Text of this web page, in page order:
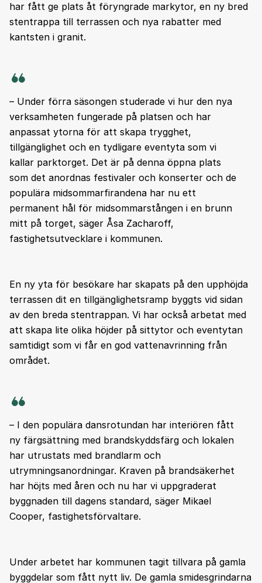
har fått ge plats åt föryngrade markytor, en ny bred
stentrappa till terrassen och nya rabatter med
kantsten i granit.
– Under förra säsongen studerade vi hur den nya
verksamheten fungerade på platsen och har
anpassat ytorna för att skapa trygghet,
tillgänglighet och en tydligare eventyta som vi
kallar parktorget. Det är på denna öppna plats
som det anordnas festivaler och konserter och de
populära midsommarfirandena har nu ett
permanent hål för midsommarstången i en brunn
mitt på torget, säger Åsa Zacharoff,
fastighetsutvecklare i kommunen.
En ny yta för besökare har skapats på den upphöjda
terrassen dit en tillgänglighetsramp byggts vid sidan
av den breda stentrappan. Vi har också arbetat med
att skapa lite olika höjder på sittytor och eventytan
samtidigt som vi får en god vattenavrinning från
området.
– I den populära dansrotundan har interiören fått
ny färgsättning med brandskyddsfärg och lokalen
har utrustats med brandlarm och
utrymningsanordningar. Kraven på brandsäkerhet
har höjts med åren och nu har vi uppgraderat
byggnaden till dagens standard, säger Mikael
Cooper, fastighetsförvaltare.
Under arbetet har kommunen tagit tillvara på gamla
byggdelar som fått nytt liv. De gamla smidesgrindarna